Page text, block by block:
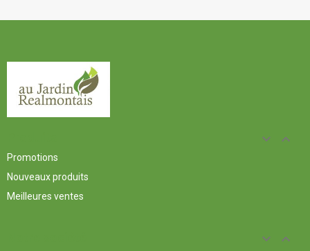
 
Promotions
Nouveaux produits
Meilleures ventes
 